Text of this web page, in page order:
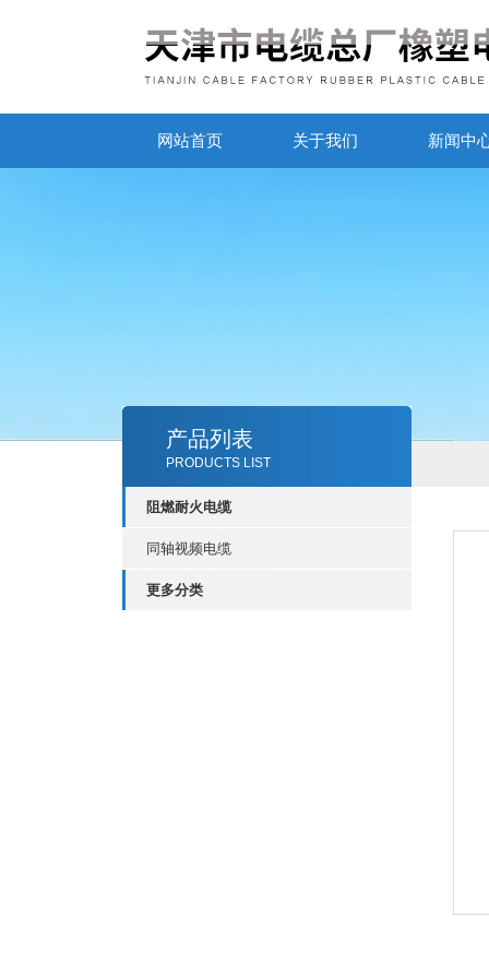
网站首页 关于我们 新闻中
产品列表
PRODUCTS LIST
阻燃耐火电缆
同轴视频电缆
更多分类